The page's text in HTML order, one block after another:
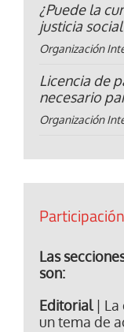
¿Puede la
justicia
Organización
Licencia de
necesario
Organización
Las
son:
Editorial| La
un tema de